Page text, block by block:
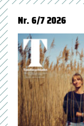
Nr. 6/7 2026